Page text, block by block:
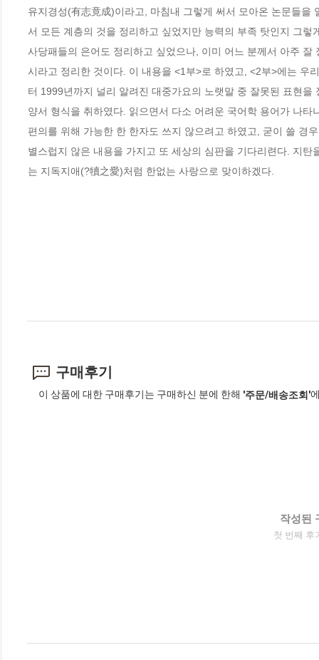
유지경성(有志竟成)이라고, 마침내 그렇게 써서 모아온 논문들
서 모든 계층의 것을 정리하고 싶었지만 능력의 부족 탓인지 그
사당패들의 은어도 정리하고 싶었으나, 이미 어느 분께서 아주
시라고 정리한 것이다. 이 내용을 <1부>로 하였고, <2부>에는 우
터 1999년까지 널리 알려진 대중가요의 노랫말 중 잘못된 표현
양서 형식을 취하였다. 읽으면서 다소 어려운 국어학 용어가 나
편의를 위해 가능한 한 한자도 쓰지 않으려고 하였고, 굳이 쓸 경
별스럽지 않은 내용을 가지고 또 세상의 심판을 기다리련다. 지
는 지독지애(?犢之愛)처럼 한없는 사랑으로 맞이하겠다.
구매후기
이 상품에 대한 구매후기는 구매하신 분에 한해 '주문/배송조회'
작성된
첫 번째 후